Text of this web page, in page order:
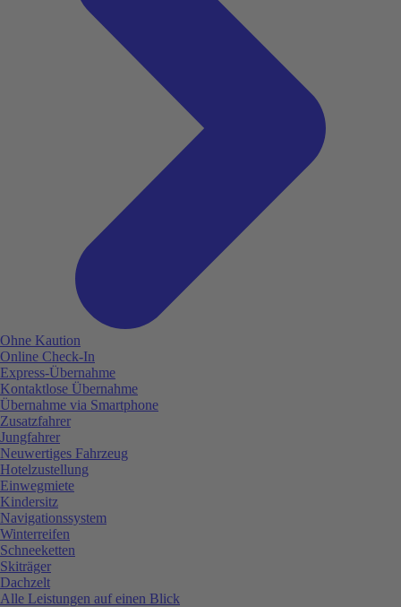
Ohne Kaution
Online Check-In
Express-Übernahme
Kontaktlose Übernahme
Übernahme via Smartphone
Zusatzfahrer
Jungfahrer
Neuwertiges Fahrzeug
Hotelzustellung
Einwegmiete
Kindersitz
Navigationssystem
Winterreifen
Schneeketten
Skiträger
Dachzelt
Alle Leistungen auf einen Blick